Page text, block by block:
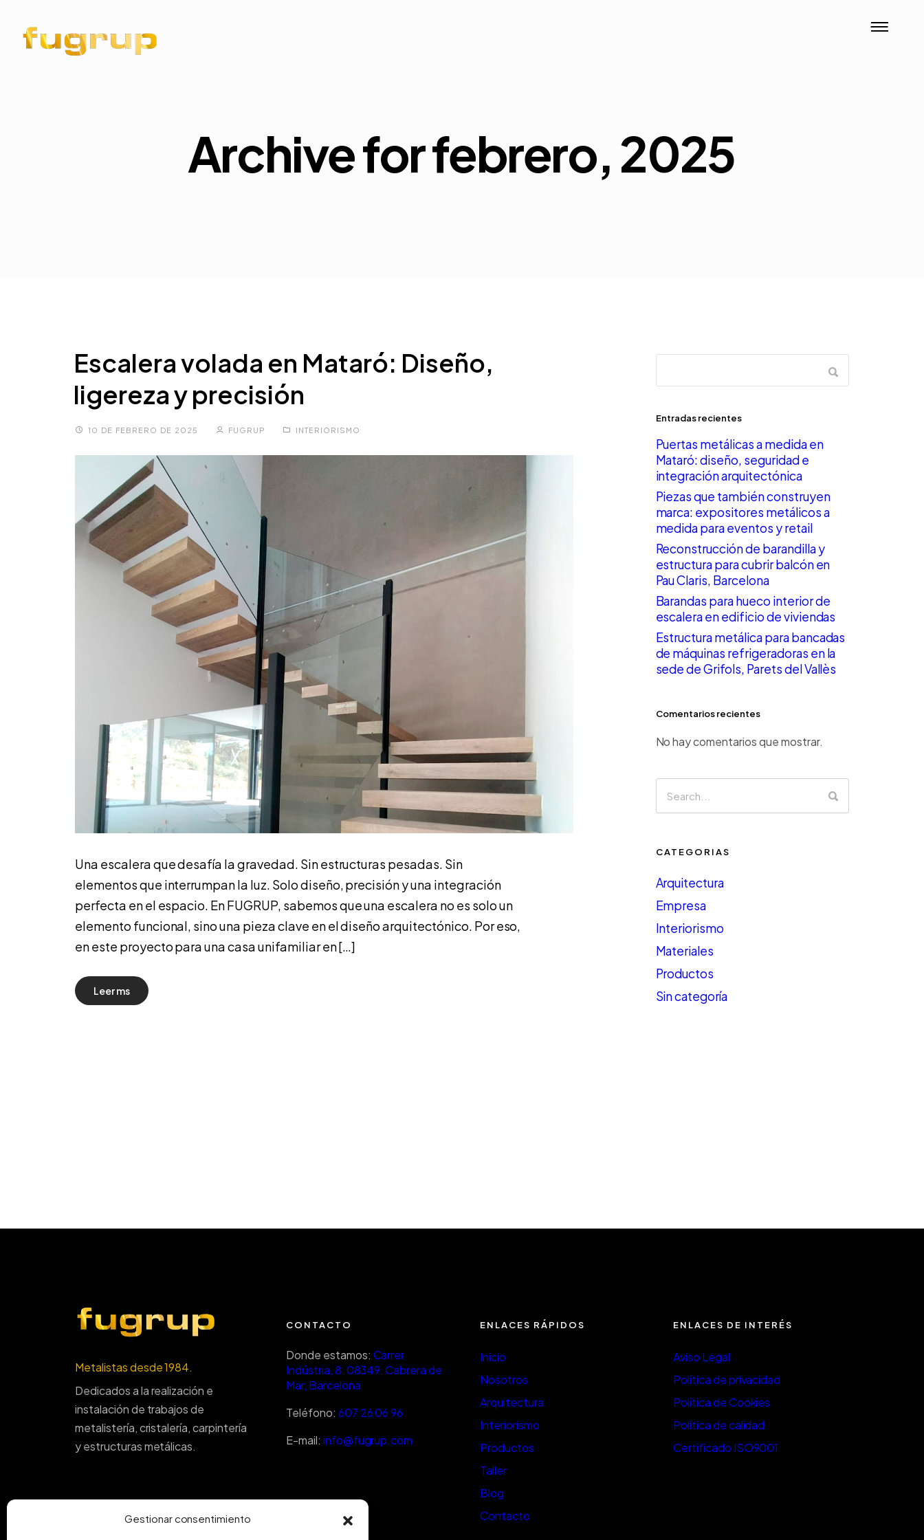
Gestionar consentimiento
Archive for febrero, 2025
Escalera volada en Mataró: Diseño,
ligereza y precisión
10 DE FEBRERO DE 2025 FUGRUP INTERIORISMO
Una escalera que desafía la gravedad. Sin estructuras pesadas. Sin
elementos que interrumpan la luz. Solo diseño, precisión y una integración
perfecta en el espacio. En FUGRUP, sabemos que una escalera no es solo un
elemento funcional, sino una pieza clave en el diseño arquitectónico. Por eso,
en este proyecto para una casa unifamiliar en […]
Leer ms
Entradas recientes
Puertas metálicas a medida en
Mataró: diseño, seguridad e
integración arquitectónica
Piezas que también construyen
marca: expositores metálicos a
medida para eventos y retail
Reconstrucción de barandilla y
estructura para cubrir balcón en
Pau Claris, Barcelona
Barandas para hueco interior de
escalera en edificio de viviendas
Estructura metálica para bancadas
de máquinas refrigeradoras en la
sede de Grifols, Parets del Vallès
Comentarios recientes
No hay comentarios que mostrar.
CATEGORIAS
Arquitectura
Empresa
Interiorismo
Materiales
Productos
Sin categoría
Metalistas desde 1984.
Dedicados a la realización e
instalación de trabajos de
metalistería, cristalería, carpintería
y estructuras metálicas.
CONTACTO
Donde estamos: Carrer
Indústria, 8, 08349, Cabrera de
Mar, Barcelona
Teléfono: 607 26 06 96
E-mail: info@fugrup.com
ENLACES RÁPIDOS
Inicio
Nosotros
Arquitectura
Interiorismo
Productos
Taller
Blog
Contacto
ENLACES DE INTERÉS
Aviso Legal
Política de privacidad
Política de Cookies
Política de calidad
Certificado ISO9001